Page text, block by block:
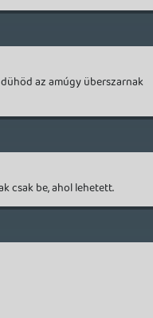
az amúgy überszarnak
csak be, ahol lehetett.